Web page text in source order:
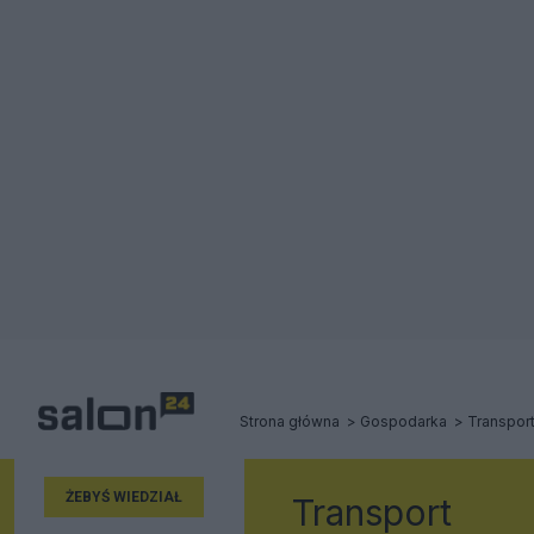
Strona główna Gospodarka Transport
ŻEBYŚ WIEDZIAŁ Transport